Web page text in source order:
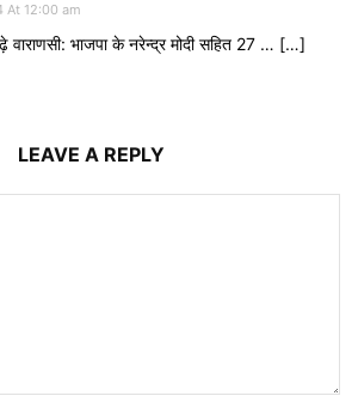
At 12:00 am
भाजपा के नरेन्द्र मोदी सहित 27 … […]
LEAVE A REPLY